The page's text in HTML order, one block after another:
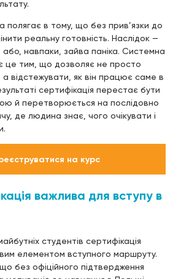
в тому, що без прив’язки до
реальну готовність. Наслідок —
або, навпаки, зайва паніка. Системна
це тим, що дозволяє не просто
відстежувати, як він працює саме в
сертифікація перестає бути
й перетворюється на послідовно
де людина знає, чого очікувати і
на курс
важлива для вступу в
студентів сертифікація
елементом вступного маршруту.
без офіційного підтвердження